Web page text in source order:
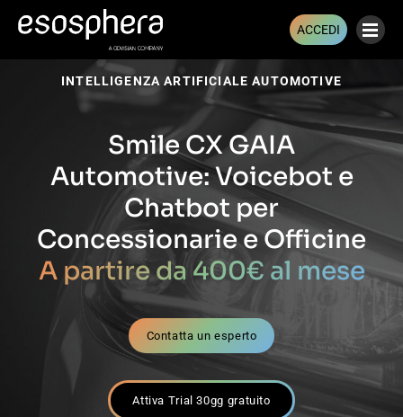
ACCEDI
INTELLIGENZA ARTIFICIALE AUTOMOTIVE
Smile CX GAIA
Automotive: Voicebot e
Chatbot per
Concessionarie e Officine
A partire da 400€ al mese
Contatta un esperto
Attiva Trial 30gg gratuito